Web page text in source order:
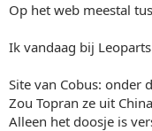
Op het web meestal
Ik vandaag bij
Site van Cobus: onder
Zou Topran ze uit
Alleen het doosje is